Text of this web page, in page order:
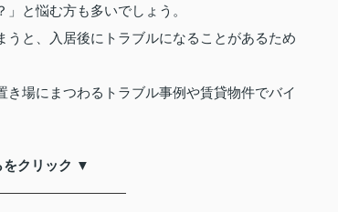
と悩む方も多いでしょう。
と、入居後にトラブルになることがあるため
場にまつわるトラブル事例や賃貸物件でバイ
をクリック ▼